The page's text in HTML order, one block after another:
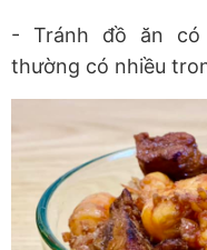
- Tránh đồ ăn có
thường có nhiều